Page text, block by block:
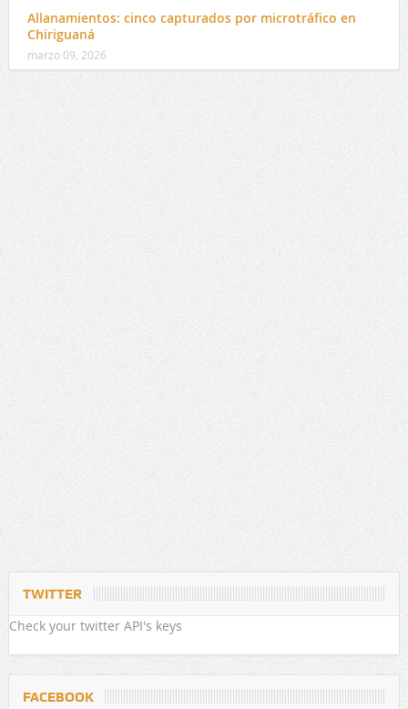
Allanamientos: cinco capturados por microtráfico en
Chiriguaná
marzo 09, 2026
TWITTER
Check your twitter API's keys
FACEBOOK